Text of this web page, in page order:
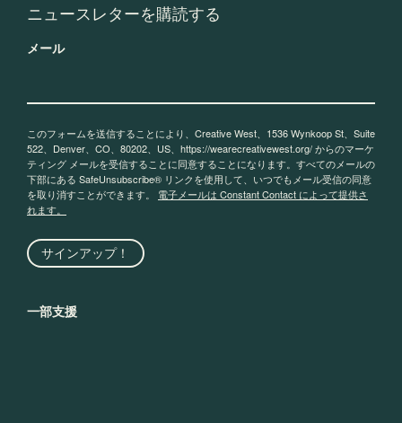
ニュースレターを購読する
メール
このフォームを送信することにより、Creative West、1536 Wynkoop St、Suite
522、Denver、CO、80202、US、https://wearecreativewest.org/ からのマーケ
ティング メールを受信することに同意することになります。すべてのメールの
下部にある SafeUnsubscribe® リンクを使用して、いつでもメール受信の同意
を取り消すことができます。 電子メールは Constant Contact によって提供さ
れます。
サインアップ！
一部支援